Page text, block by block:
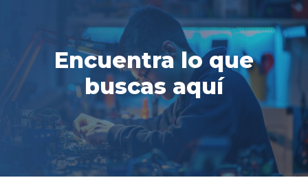
Encuentra lo que
buscas aquí